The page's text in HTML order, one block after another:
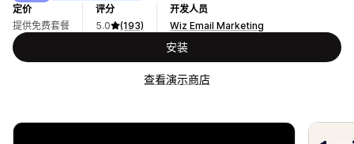
定价
提供免费套餐
评分
5.0
(193)
开发人员
Wiz Email Marketing
安装
查看演示商店